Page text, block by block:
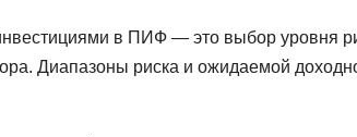
в ПИФ — это выбор уровня
Диапазоны риска и ожидаемой